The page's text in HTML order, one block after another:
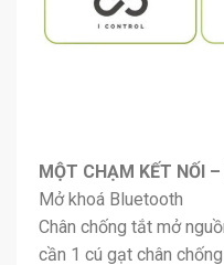
MỘT CHẠM KẾT NỐI
Mở khoá Bluetooth
Chân chống tắt mở
cần 1 cú gạt chân